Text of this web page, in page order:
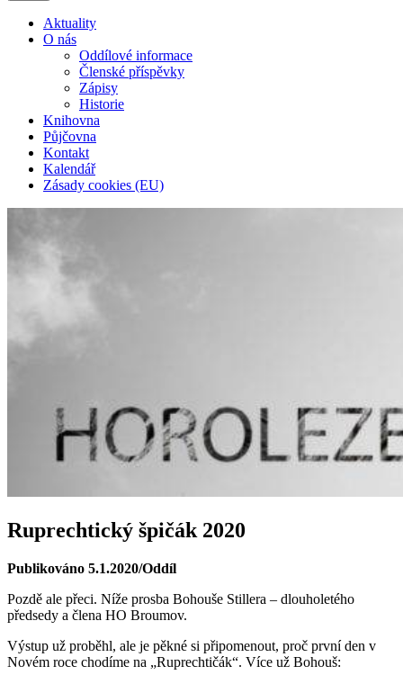
Aktuality
O nás
Oddílové informace
Členské příspěvky
Zápisy
Historie
Knihovna
Půjčovna
Kontakt
Kalendář
Zásady cookies (EU)
Ruprechtický špičák 2020
Publikováno 5.1.2020/Oddíl
Pozdě ale přeci. Níže prosba Bohouše Stillera – dlouholetého
předsedy a člena HO Broumov.
Výstup už proběhl, ale je pěkné si připomenout, proč první den v
Novém roce chodíme na „Ruprechtičák“. Více už Bohouš: